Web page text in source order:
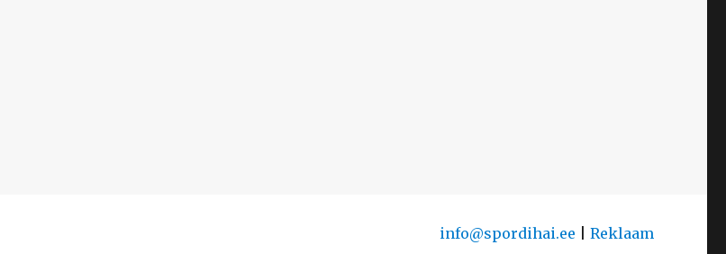
info@spordihai.ee Reklaam